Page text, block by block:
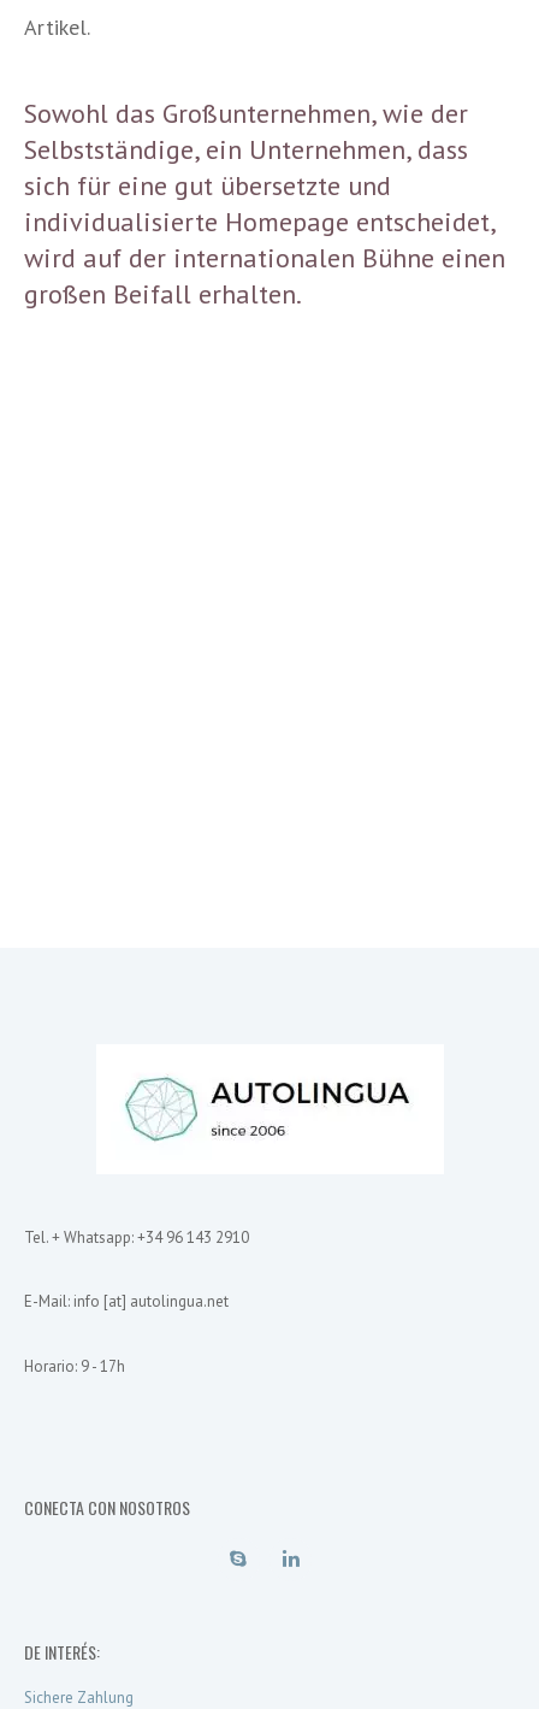
Artikel.
Sowohl das Großunternehmen, wie der
Selbstständige, ein Unternehmen, dass
sich für eine gut übersetzte und
individualisierte Homepage entscheidet,
wird auf der internationalen Bühne einen
großen Beifall erhalten.
Tel. + Whatsapp: +34 96 143 2910
E-Mail: info [at] autolingua.net
Horario: 9 - 17h
CONECTA CON NOSOTROS
DE INTERÉS:
Sichere Zahlung